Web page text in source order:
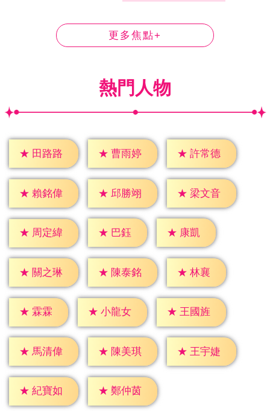
更多焦點+
熱門人物
★ 田路路 ★ 曹雨婷 ★ 許常德
★ 賴銘偉 ★ 邱勝翊 ★ 梁文音
★ 周定緯 ★ 巴鈺 ★ 康凱
★ 關之琳 ★ 陳泰銘 ★ 林襄
★ 霖霖 ★ 小龍女 ★ 王國旌
★ 馬清偉 ★ 陳美琪 ★ 王宇婕
★ 紀寶如 ★ 鄭仲茵